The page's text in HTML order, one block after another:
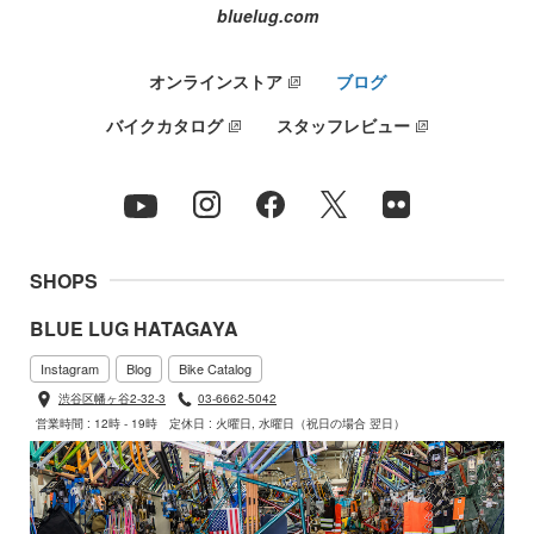
bluelug.com
オンラインストア
ブログ
バイクカタログ
スタッフレビュー
SHOPS
BLUE LUG HATAGAYA
Instagram Blog Bike Catalog
渋谷区幡ヶ谷2-32-3
03-6662-5042
営業時間 : 12時 - 19時
定休日 : 火曜日, 水曜日（祝日の場合 翌日）